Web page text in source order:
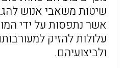
שיטות משאבי אנוש
אשר נתפסות על ידי
עלולות להזיק
ולביצועיהם.